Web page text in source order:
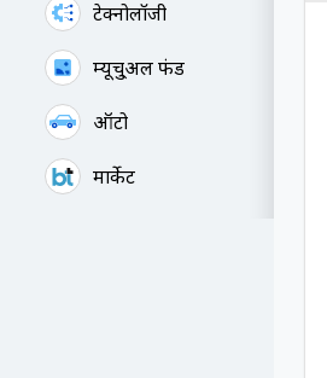
टेक्नोलॉजी
म्यूचु्अल फंड
ऑटो
मार्केट